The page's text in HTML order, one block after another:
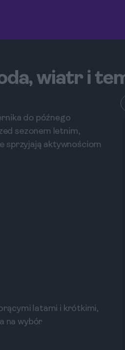
wiatr i
do późnego
sezonem letnim,
sprzyjają aktywnościom
latami i krótkimi,
na wybór